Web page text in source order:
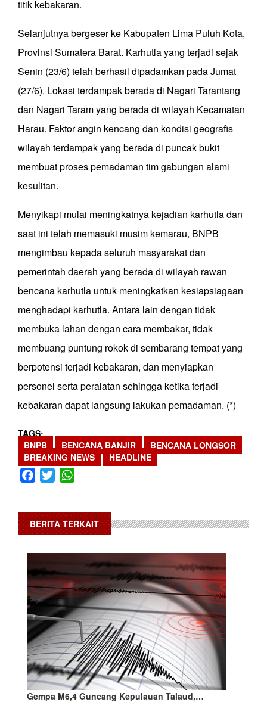
titik kebakaran.
Selanjutnya bergeser ke Kabupaten Lima Puluh Kota,
Provinsi Sumatera Barat. Karhutla yang terjadi sejak
Senin (23/6) telah berhasil dipadamkan pada Jumat
(27/6). Lokasi terdampak berada di Nagari Tarantang
dan Nagari Taram yang berada di wilayah Kecamatan
Harau. Faktor angin kencang dan kondisi geografis
wilayah terdampak yang berada di puncak bukit
membuat proses pemadaman tim gabungan alami
kesulitan.
Menyikapi mulai meningkatnya kejadian karhutla dan
saat ini telah memasuki musim kemarau, BNPB
mengimbau kepada seluruh masyarakat dan
pemerintah daerah yang berada di wilayah rawan
bencana karhutla untuk meningkatkan kesiapsiagaan
menghadapi karhutla. Antara lain dengan tidak
membuka lahan dengan cara membakar, tidak
membuang puntung rokok di sembarang tempat yang
berpotensi terjadi kebakaran, dan menyiapkan
personel serta peralatan sehingga ketika terjadi
kebakaran dapat langsung lakukan pemadaman. (*)
TAGS
BNPB
BENCANA BANJIR
BENCANA LONGSOR
BREAKING NEWS
HEADLINE
Facebook
Twitter
BERITA TERKAIT
Gempa M6,4 Guncang Kepulauan Talaud,…